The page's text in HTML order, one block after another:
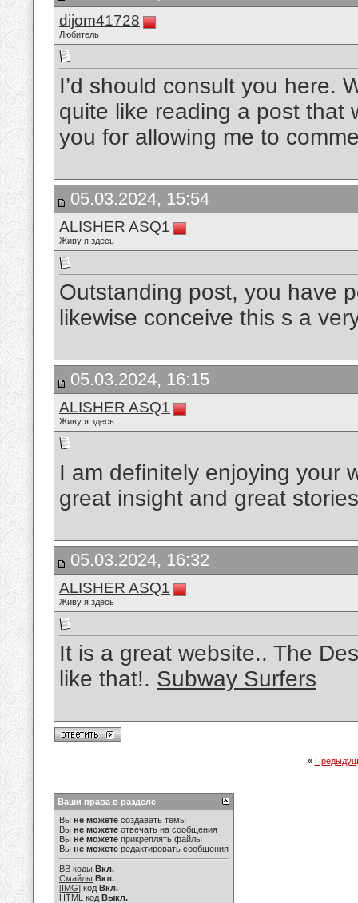
dijom41728
Любитель
I’d should consult you here.
quite like reading a post that
you for allowing me to
05.03.2024, 15:54
ALISHER ASQ1
Живу я здесь
Outstanding post, you have
likewise conceive this s a
05.03.2024, 16:15
ALISHER ASQ1
Живу я здесь
I am definitely enjoying your
great insight and great
05.03.2024, 16:32
ALISHER ASQ1
Живу я здесь
It is a great website.. The
like that!. Subway Surfers
«
Ваши права в разделе
Вы не можете создавать темы
Вы не можете отвечать на сообщения
Вы не можете прикреплять файлы
Вы не можете редактировать сообщения
BB коды Вкл.
Смайлы Вкл.
[IMG] код Вкл.
HTML код Выкл.